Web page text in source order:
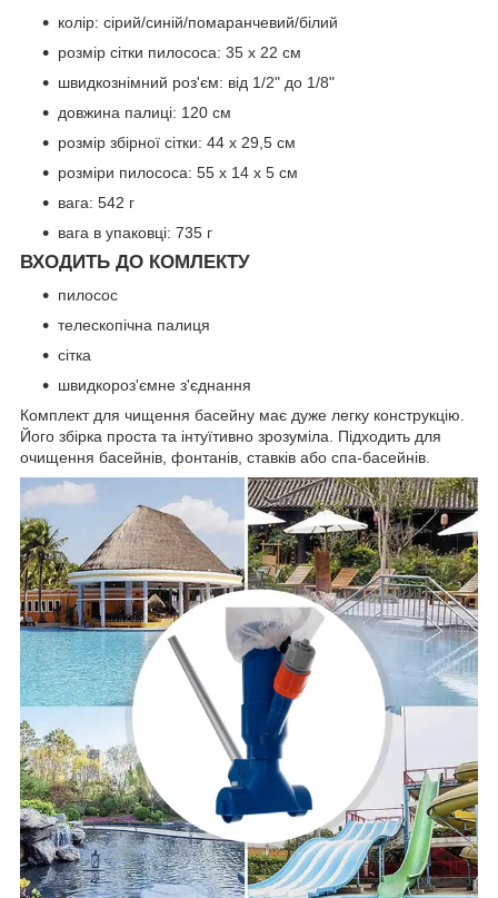
колір: сірий/синій/помаранчевий/білий
розмір сітки пилососа: 35 х 22 см
швидкознімний роз'єм: від 1/2" до 1/8"
довжина палиці: 120 см
розмір збірної сітки: 44 х 29,5 см
розміри пилососа: 55 х 14 х 5 см
вага: 542 г
вага в упаковці: 735 г
ВХОДИТЬ ДО КОМЛЕКТУ
пилосос
телескопічна палиця
сітка
швидкороз'ємне з'єднання
Комплект для чищення басейну має дуже легку конструкцію.
Його збірка проста та інтуїтивно зрозуміла. Підходить для
очищення басейнів, фонтанів, ставків або спа-басейнів.